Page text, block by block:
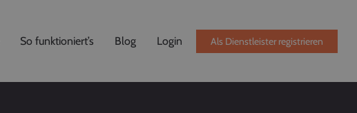
So funktioniert’s Blog Login Als Dienstleister registrieren